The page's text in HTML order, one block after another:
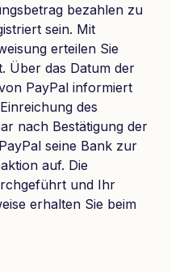
bezahlen zu
sein. Mit
erteilen Sie
Über das Datum der
PayPal informiert
des
nach Bestätigung der
seine Bank zur
auf. Die
und Ihr
erhalten Sie beim